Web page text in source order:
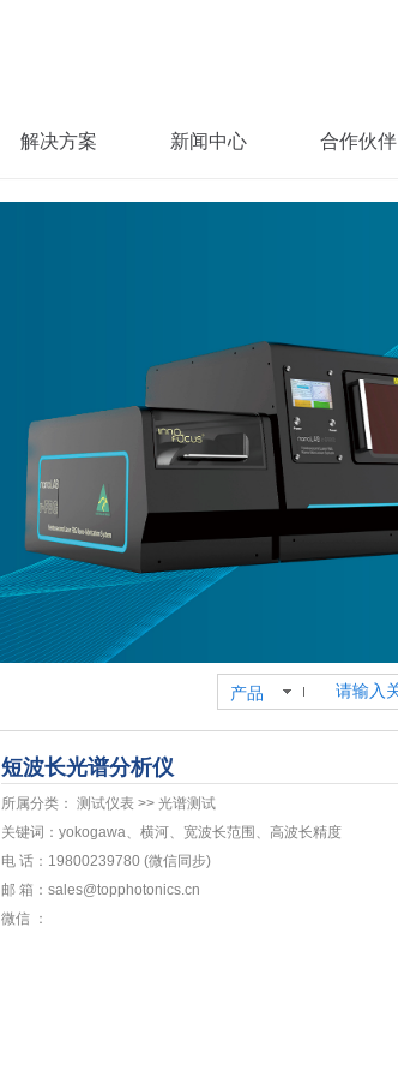
短波长光谱分析仪
所属分类： 测试仪表 >> 光谱测试
关键词：yokogawa、横河、宽波长范围、高波长精度
电 话：19800239780 (微信同步)
邮 箱：sales@topphotonics.cn
微信 ：
产品
解决方案 新闻中心 合作伙伴